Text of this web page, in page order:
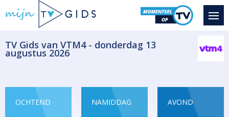
​TV Gids van VTM4 - donderdag 13
augustus 2026
OCHTEND NAMIDDAG AVOND
Ontspanning
19:35
Agent Andy Duran betrapt een chauffeur
Ontspanning